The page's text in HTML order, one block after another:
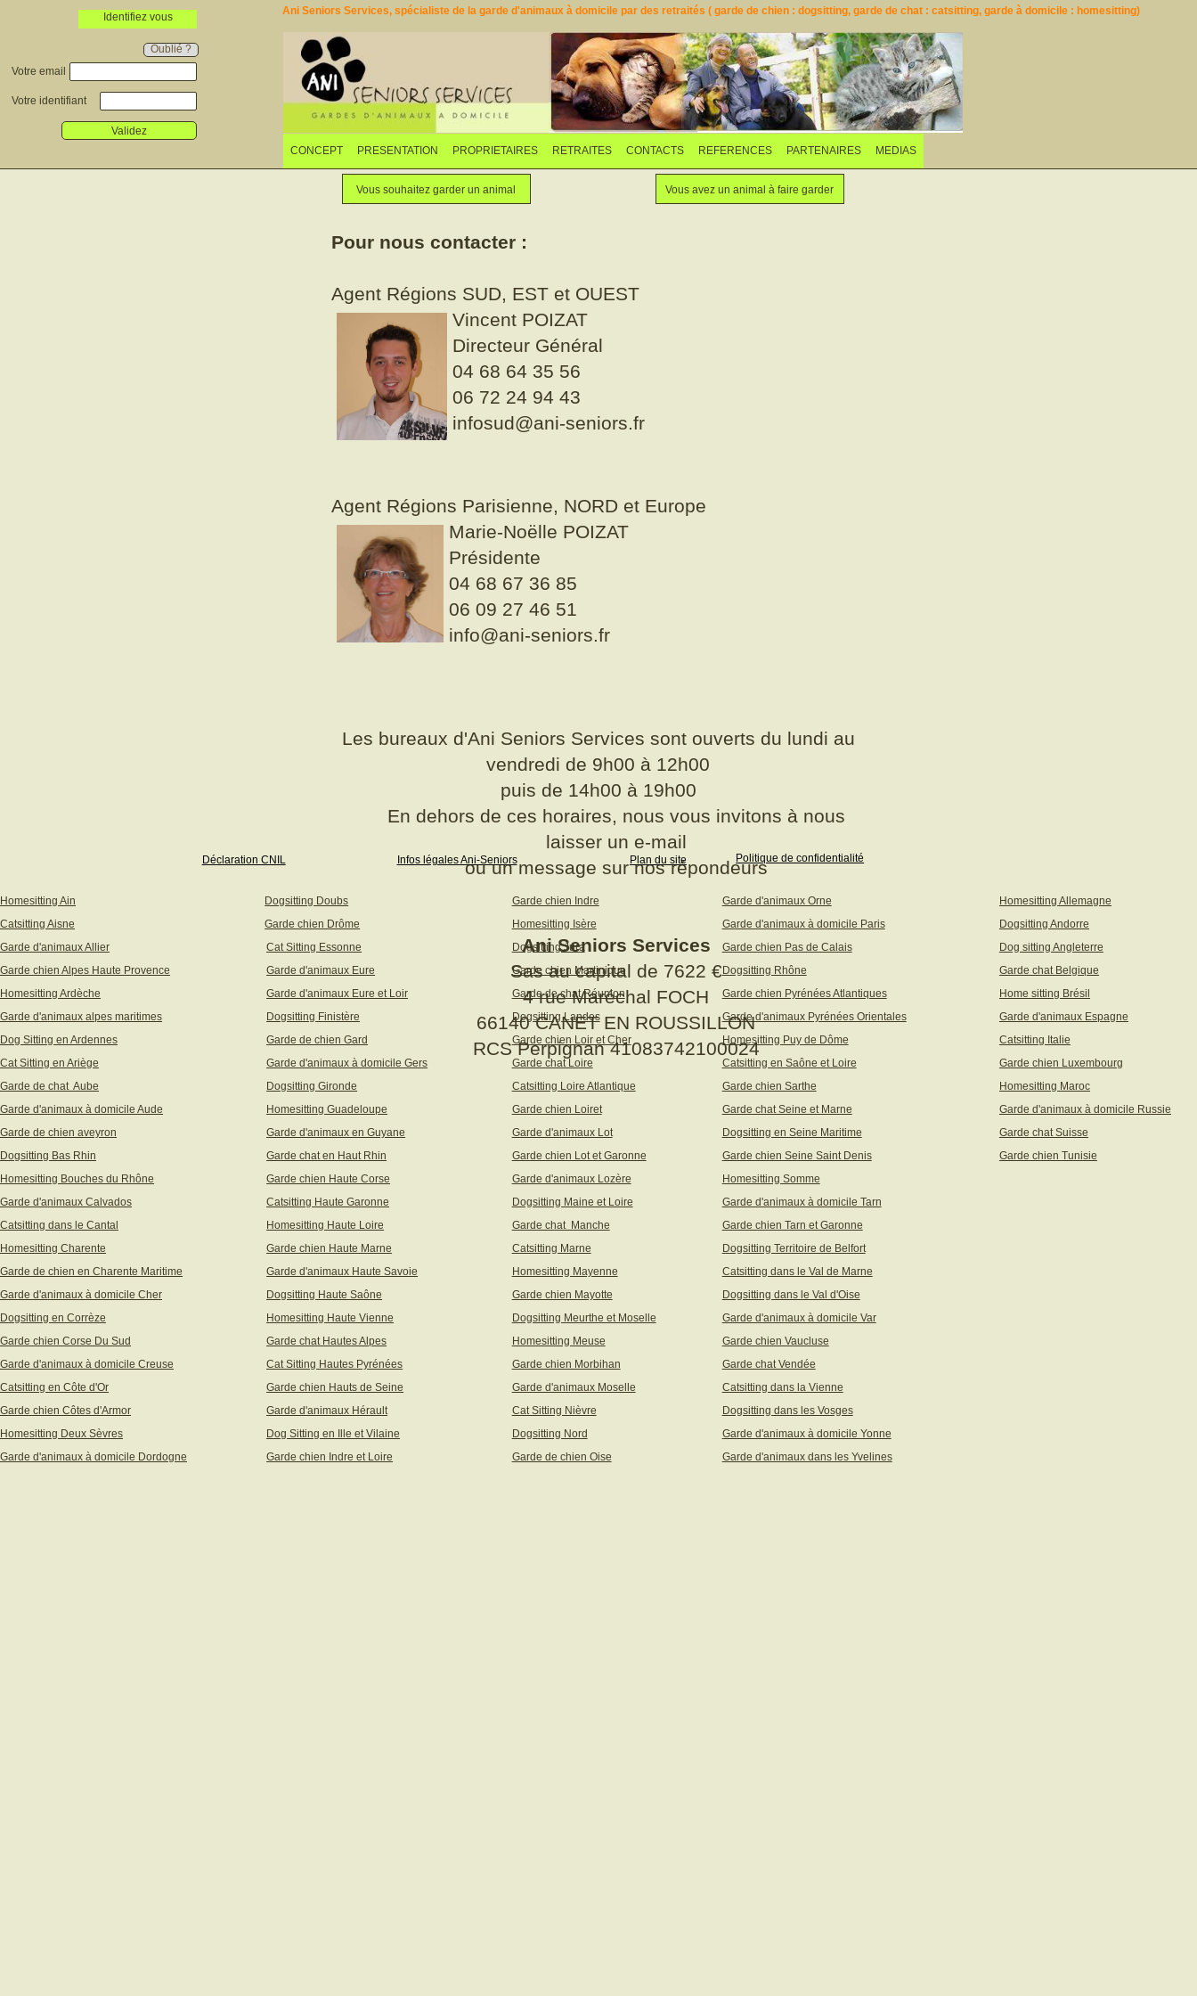
Identifiez vous
Oublié ?
Votre email
Votre identifiant
Validez
Ani Seniors Services, spécialiste de la garde d'animaux à domicile par des retraités ( garde de chien : dogsitting, garde de chat : catsitting, garde à domicile : homesitting)
CONCEPT PRESENTATION PROPRIETAIRES
Faites garder votre animal
RETRAITES
Vous souhaitez garder un animal
CONTACTS REFERENCES PARTENAIRES MEDIAS
Vous souhaitez garder un animal Vous avez un animal à faire garder
Pour nous contacter :
Agent Régions SUD, EST et OUEST
Vincent POIZAT
Directeur Général
04 68 64 35 56
06 72 24 94 43
infosud@ani-seniors.fr
Agent Régions Parisienne, NORD et Europe
Marie-Noëlle POIZAT
Présidente
04 68 67 36 85
06 09 27 46 51
info@ani-seniors.fr
Les bureaux d'Ani Seniors Services sont ouverts du lundi au
vendredi de 9h00 à 12h00
puis de 14h00 à 19h00
En dehors de ces horaires, nous vous invitons à nous
laisser un e-mail
ou un message sur nos répondeurs
Ani Seniors Services
Sas au capital de 7622 €
4 rue Maréchal FOCH
66140 CANET EN ROUSSILLON
RCS Perpignan 41083742100024
Déclaration CNIL Infos légales Ani-Seniors Plan du site Politique de confidentialité
Homesitting Ain Dogsitting Doubs Garde chien Indre Garde d'animaux Orne
Homesitting Allemagne
Catsitting Aisne
Garde chien Drôme Homesitting Isère Garde d'animaux à domicile Paris
Dogsitting Andorre
Garde d'animaux Allier
Cat Sitting Essonne Dogsitting Jura Garde chien Pas de Calais
Dog sitting Angleterre
Garde chien Alpes Haute Provence
Garde d'animaux Eure Garde chien Martinique Dogsitting Rhône
Garde chat Belgique
Homesitting Ardèche
Garde d'animaux Eure et Loir Garde de chat Réunion Garde chien Pyrénées Atlantiques
Home sitting Brésil
Garde d'animaux alpes maritimes
Dogsitting Finistère Dogsitting Landes Garde d'animaux Pyrénées Orientales
Garde d'animaux Espagne
Dog Sitting en Ardennes
Garde de chien Gard Garde chien Loir et Cher Homesitting Puy de Dôme
Catsitting Italie
Cat Sitting en Ariège
Garde d'animaux à domicile Gers Garde chat Loire Catsitting en Saône et Loire
Garde chien Luxembourg
Garde de chat Aube
Dogsitting Gironde Catsitting Loire Atlantique Garde chien Sarthe
Homesitting Maroc
Garde d'animaux à domicile Aude
Homesitting Guadeloupe Garde chien Loiret Garde chat Seine et Marne
Garde d'animaux à domicile Russie
Garde de chien aveyron
Garde d'animaux en Guyane Garde d'animaux Lot Dogsitting en Seine Maritime
Garde chat Suisse
Dogsitting Bas Rhin
Garde chat en Haut Rhin Garde chien Lot et Garonne Garde chien Seine Saint Denis
Garde chien Tunisie
Homesitting Bouches du Rhône
Garde chien Haute Corse Garde d'animaux Lozère
Homesitting Somme
Garde d'animaux Calvados
Catsitting Haute Garonne Dogsitting Maine et Loire
Garde d'animaux à domicile Tarn
Catsitting dans le Cantal
Homesitting Haute Loire Garde chat Manche
Garde chien Tarn et Garonne
Homesitting Charente
Garde chien Haute Marne Catsitting Marne
Dogsitting Territoire de Belfort
Garde de chien en Charente Maritime
Garde d'animaux Haute Savoie Homesitting Mayenne
Catsitting dans le Val de Marne
Garde d'animaux à domicile Cher
Dogsitting Haute Saône Garde chien Mayotte
Dogsitting dans le Val d'Oise
Dogsitting en Corrèze
Homesitting Haute Vienne Dogsitting Meurthe et Moselle
Garde d'animaux à domicile Var
Garde chien Corse Du Sud
Garde chat Hautes Alpes Homesitting Meuse
Garde chien Vaucluse
Garde d'animaux à domicile Creuse
Cat Sitting Hautes Pyrénées Garde chien Morbihan
Garde chat Vendée
Catsitting en Côte d'Or
Garde chien Hauts de Seine Garde d'animaux Moselle
Catsitting dans la Vienne
Garde chien Côtes d'Armor
Garde d'animaux Hérault Cat Sitting Nièvre
Dogsitting dans les Vosges
Homesitting Deux Sèvres
Dog Sitting en Ille et Vilaine Dogsitting Nord
Garde d'animaux à domicile Yonne
Garde d'animaux à domicile Dordogne
Garde chien Indre et Loire Garde de chien Oise Garde d'animaux dans les Yvelines